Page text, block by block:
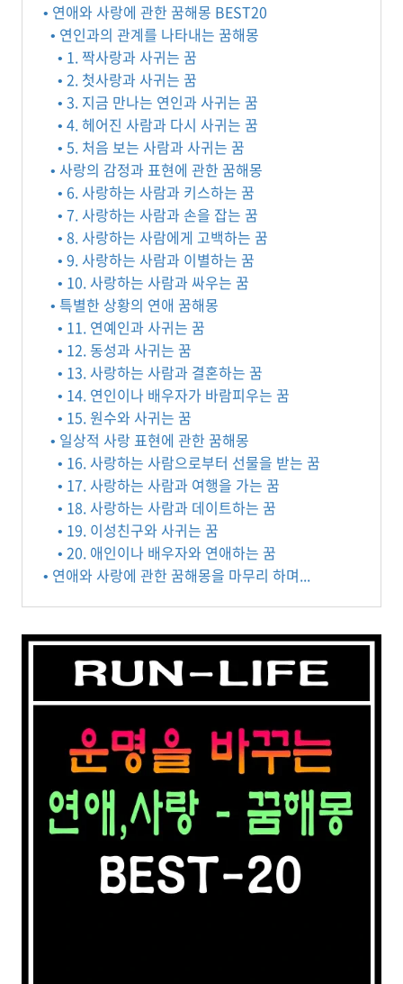
• 연애와 사랑에 관한 꿈해몽 BEST20
• 연인과의 관계를 나타내는 꿈해몽
• 1. 짝사랑과 사귀는 꿈
• 2. 첫사랑과 사귀는 꿈
• 3. 지금 만나는 연인과 사귀는 꿈
• 4. 헤어진 사람과 다시 사귀는 꿈
• 5. 처음 보는 사람과 사귀는 꿈
• 사랑의 감정과 표현에 관한 꿈해몽
• 6. 사랑하는 사람과 키스하는 꿈
• 7. 사랑하는 사람과 손을 잡는 꿈
• 8. 사랑하는 사람에게 고백하는 꿈
• 9. 사랑하는 사람과 이별하는 꿈
• 10. 사랑하는 사람과 싸우는 꿈
• 특별한 상황의 연애 꿈해몽
• 11. 연예인과 사귀는 꿈
• 12. 동성과 사귀는 꿈
• 13. 사랑하는 사람과 결혼하는 꿈
• 14. 연인이나 배우자가 바람피우는 꿈
• 15. 원수와 사귀는 꿈
• 일상적 사랑 표현에 관한 꿈해몽
• 16. 사랑하는 사람으로부터 선물을 받는 꿈
• 17. 사랑하는 사람과 여행을 가는 꿈
• 18. 사랑하는 사람과 데이트하는 꿈
• 19. 이성친구와 사귀는 꿈
• 20. 애인이나 배우자와 연애하는 꿈
• 연애와 사랑에 관한 꿈해몽을 마무리 하며...